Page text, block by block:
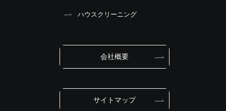
ハウスクリーニング
会社概要
サイトマップ